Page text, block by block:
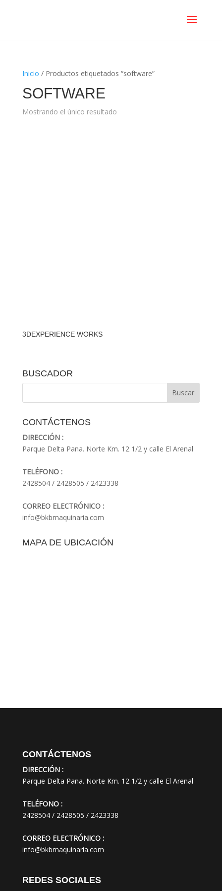
Inicio / Productos etiquetados “software”
SOFTWARE
Mostrando el único resultado
3DEXPERIENCE WORKS
BUSCADOR
CONTÁCTENOS
DIRECCIÓN :
Parque Delta Pana. Norte Km. 12 1/2 y calle El Arenal
TELÉFONO :
2428504 / 2428505 / 2423338
CORREO ELECTRÓNICO :
info@bkbmaquinaria.com
MAPA DE UBICACIÓN
CONTÁCTENOS
DIRECCIÓN :
Parque Delta Pana. Norte Km. 12 1/2 y calle El Arenal
TELÉFONO :
2428504 / 2428505 / 2423338
CORREO ELECTRÓNICO :
info@bkbmaquinaria.com
REDES SOCIALES